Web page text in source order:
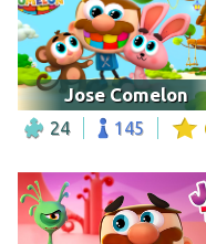
Jose Comelon
24 145